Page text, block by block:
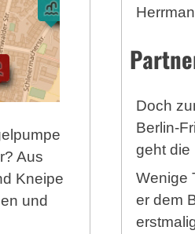
Doch
Berlin-
geht die
Wenige
er dem
Aus
Kneipe
und